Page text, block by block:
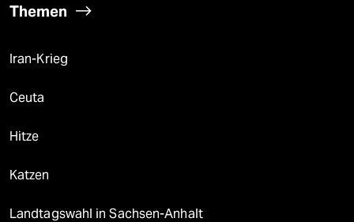
Themen
Iran-Krieg
Ceuta
Hitze
Katzen
Landtagswahl in Sachsen-Anhalt